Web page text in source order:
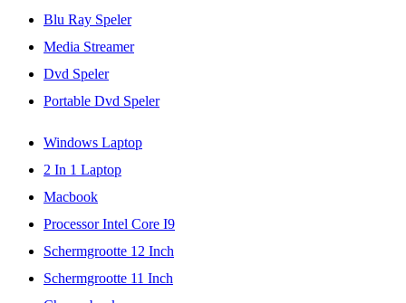
Blu Ray Speler
Media Streamer
Dvd Speler
Portable Dvd Speler
Windows Laptop
2 In 1 Laptop
Macbook
Processor Intel Core I9
Schermgrootte 12 Inch
Schermgrootte 11 Inch